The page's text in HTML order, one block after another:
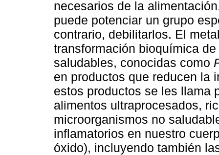
necesarios de la
puede potenciar un grupo
contrario, debilitarlos. El
transformación bioquímica
saludables, conocidas como
en productos que reducen la
estos productos se les llama
alimentos ultraprocesados,
microorganismos no
inflamatorios en nuestro
óxido), incluyendo también